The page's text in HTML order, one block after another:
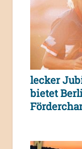
lecker
bietet